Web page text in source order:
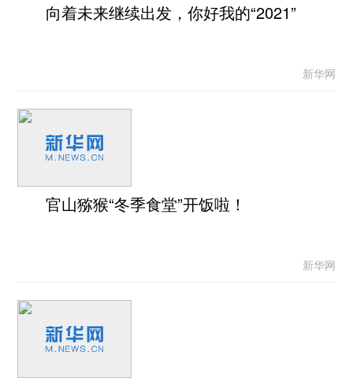
向着未来继续出发，你好我的“2021”
新华网
官山猕猴“冬季食堂”开饭啦！
新华网